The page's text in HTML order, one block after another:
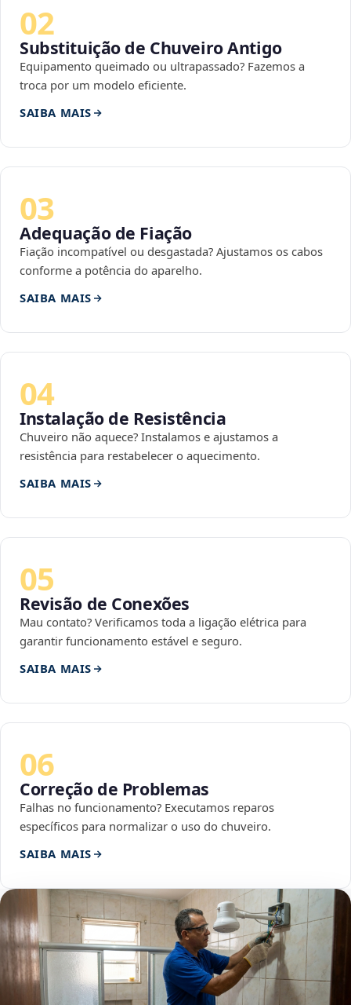
02
Substituição de Chuveiro Antigo
Equipamento queimado ou ultrapassado? Fazemos a
troca por um modelo eficiente.
SAIBA MAIS
03
Adequação de Fiação
Fiação incompatível ou desgastada? Ajustamos os cabos
conforme a potência do aparelho.
SAIBA MAIS
04
Instalação de Resistência
Chuveiro não aquece? Instalamos e ajustamos a
resistência para restabelecer o aquecimento.
SAIBA MAIS
05
Revisão de Conexões
Mau contato? Verificamos toda a ligação elétrica para
garantir funcionamento estável e seguro.
SAIBA MAIS
06
Correção de Problemas
Falhas no funcionamento? Executamos reparos
específicos para normalizar o uso do chuveiro.
SAIBA MAIS